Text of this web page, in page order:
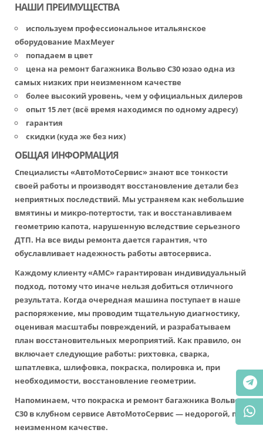
НАШИ ПРЕИМУЩЕСТВА
используем профессиональное итальянское
оборудование MaxMeyer
попадаем в цвет
цена на ремонт багажника Вольво С30 юзао одна из
самых низких при неизменном качестве
более высокий уровень, чем у официальных дилеров
опыт 15 лет (всё время находимся по одному адресу)
гарантия
скидки (куда же без них)
ОБЩАЯ ИНФОРМАЦИЯ
Специалисты «АвтоМотоСервис» знают все тонкости
своей работы и производят восстановление детали без
неприятных последствий. Мы устраняем как небольшие
вмятины и микро-потертости, так и восстанавливаем
геометрию капота, нарушенную вследствие серьезного
ДТП. На все виды ремонта дается гарантия, что
обуславливает надежность работы автосервиса.
Каждому клиенту «АМС» гарантирован индивидуальный
подход, потому что иначе нельзя добиться отличного
результата. Когда очередная машина поступает в наше
распоряжение, мы проводим тщательную диагностику,
оценивая масштабы повреждений, и разрабатываем
план восстановительных мероприятий. Как правило, он
включает следующие работы: рихтовка, сварка,
шпатлевка, шлифовка, покраска, полировка и, при
необходимости, восстановление геометрии.
Напоминаем, что покраска и ремонт багажника Вольво
С30 в клубном сервисе АвтоМотоСервис — недорогой, при
неизменном качестве.